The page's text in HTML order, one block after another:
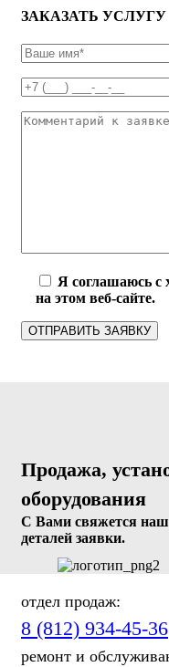
ЗАКАЗАТЬ УСЛУГУ
Я соглашаюсь с
на этом веб-сайте.
Продажа,
оборудования
С Вами свяжется наш
деталей заявки.
отдел продаж:
8 (812) 934-45-36
ремонт и